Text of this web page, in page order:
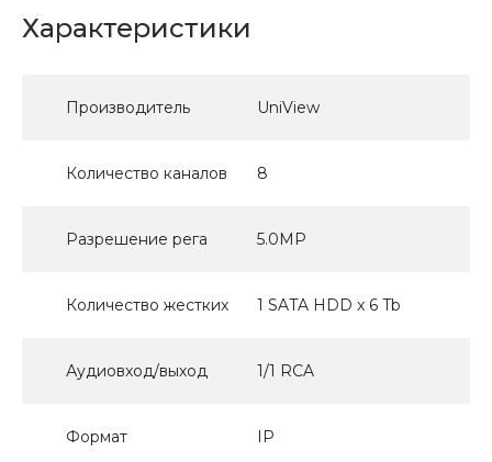
Характеристики
Производитель UniView
Количество каналов 8
Разрешение рега 5.0MP
Количество жестких 1 SATA HDD x 6 Tb
Аудиовход/выход 1/1 RCA
Формат IP